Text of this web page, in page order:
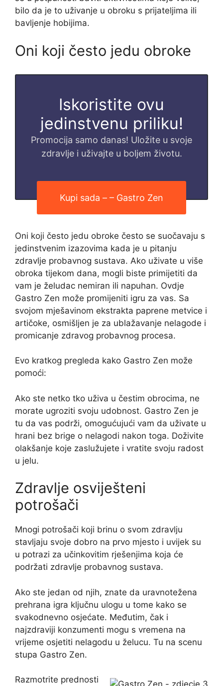
bilo da je to uživanje u obroku s prijateljima ili
bavljenje hobijima.
Oni koji često jedu obroke
Iskoristite ovu
jedinstvenu priliku!
Promocija samo danas! Uložite u svoje
zdravlje i uživajte u boljem životu.
Kupi sada – – Gastro Zen
Oni koji često jedu obroke često se suočavaju s
jedinstvenim izazovima kada je u pitanju
zdravlje probavnog sustava. Ako uživate u više
obroka tijekom dana, mogli biste primijetiti da
vam je želudac nemiran ili napuhan. Ovdje
Gastro Zen može promijeniti igru ​​za vas. Sa
svojom mješavinom ekstrakta paprene metvice i
artičoke, osmišljen je za ublažavanje nelagode i
promicanje zdravog probavnog procesa.
Evo kratkog pregleda kako Gastro Zen može
pomoći:
Ako ste netko tko uživa u čestim obrocima, ne
morate ugroziti svoju udobnost. Gastro Zen je
tu da vas podrži, omogućujući vam da uživate u
hrani bez brige o nelagodi nakon toga. Doživite
olakšanje koje zaslužujete i vratite svoju radost
u jelu.
Zdravlje osviješteni
potrošači
Mnogi potrošači koji brinu o svom zdravlju
stavljaju svoje dobro na prvo mjesto i uvijek su
u potrazi za učinkovitim rješenjima koja će
podržati zdravlje probavnog sustava.
Ako ste jedan od njih, znate da uravnotežena
prehrana igra ključnu ulogu u tome kako se
svakodnevno osjećate. Međutim, čak i
najzdraviji konzumenti mogu s vremena na
vrijeme osjetiti nelagodu u želucu. Tu na scenu
stupa Gastro Zen.
Razmotrite prednosti